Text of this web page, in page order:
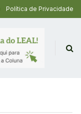
Política de Privacidade